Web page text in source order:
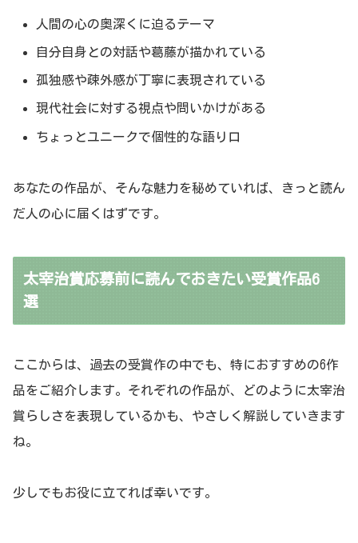
人間の心の奥深くに迫るテーマ
自分自身との対話や葛藤が描かれている
孤独感や疎外感が丁寧に表現されている
現代社会に対する視点や問いかけがある
ちょっとユニークで個性的な語り口
あなたの作品が、そんな魅力を秘めていれば、きっと読ん
だ人の心に届くはずです。
太宰治賞応募前に読んでおきたい受賞作品6
選
ここからは、過去の受賞作の中でも、特におすすめの6作
品をご紹介します。それぞれの作品が、どのように太宰治
賞らしさを表現しているかも、やさしく解説していきます
ね。
少しでもお役に立てれば幸いです。